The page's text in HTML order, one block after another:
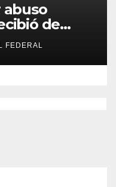
abuso
de
del
de La
FEDERAL